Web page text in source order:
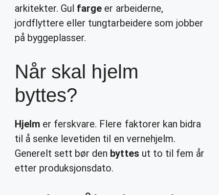
arkitekter. Gul farge er arbeiderne,
jordflyttere eller tungtarbeidere som jobber
på byggeplasser.
Når skal hjelm
byttes?
Hjelm er ferskvare. Flere faktorer kan bidra
til å senke levetiden til en vernehjelm.
Generelt sett bør den byttes ut to til fem år
etter produksjonsdato.